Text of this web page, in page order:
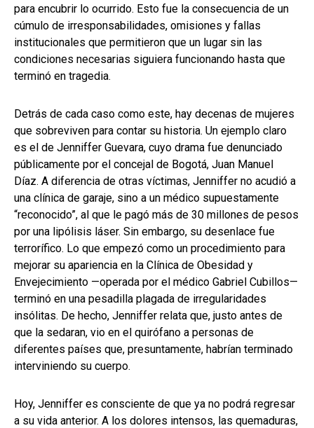
para encubrir lo ocurrido. Esto fue la consecuencia de un
cúmulo de irresponsabilidades, omisiones y fallas
institucionales que permitieron que un lugar sin las
condiciones necesarias siguiera funcionando hasta que
terminó en tragedia.
Detrás de cada caso como este, hay decenas de mujeres
que sobreviven para contar su historia. Un ejemplo claro
es el de Jenniffer Guevara, cuyo drama fue denunciado
públicamente por el concejal de Bogotá, Juan Manuel
Díaz. A diferencia de otras víctimas, Jenniffer no acudió a
una clínica de garaje, sino a un médico supuestamente
“reconocido”, al que le pagó más de 30 millones de pesos
por una lipólisis láser. Sin embargo, su desenlace fue
terrorífico. Lo que empezó como un procedimiento para
mejorar su apariencia en la Clínica de Obesidad y
Envejecimiento —operada por el médico Gabriel Cubillos—
terminó en una pesadilla plagada de irregularidades
insólitas. De hecho, Jenniffer relata que, justo antes de
que la sedaran, vio en el quirófano a personas de
diferentes países que, presuntamente, habrían terminado
interviniendo su cuerpo.
Hoy, Jenniffer es consciente de que ya no podrá regresar
a su vida anterior. A los dolores intensos, las quemaduras,